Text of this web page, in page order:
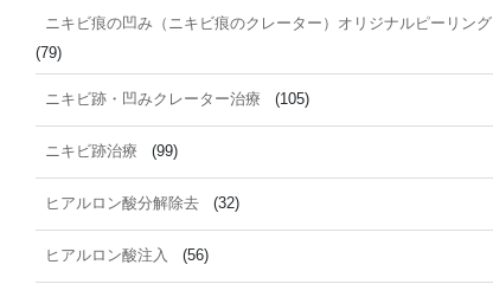
ニキビ痕の凹み（ニキビ痕のクレーター）オリジナルピーリング
(79)
ニキビ跡・凹みクレーター治療 (105)
ニキビ跡治療 (99)
ヒアルロン酸分解除去 (32)
ヒアルロン酸注入 (56)